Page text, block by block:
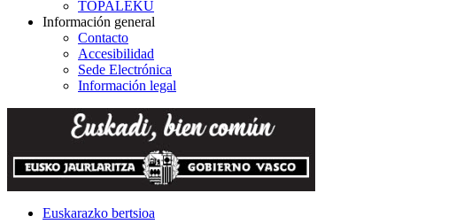
TOPALEKU
Información general
Contacto
Accesibilidad
Sede Electrónica
Información legal
Euskarazko bertsioa